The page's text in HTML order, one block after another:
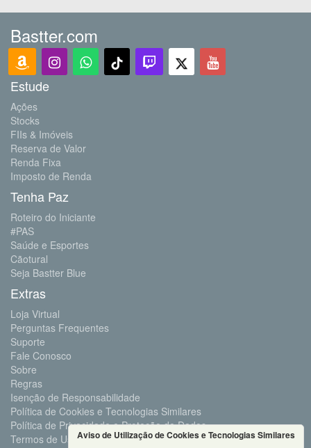
Bastter.com
Estude
Ações
Stocks
FIIs & Imóveis
Reserva de Valor
Renda Fixa
Imposto de Renda
Tenha Paz
Roteiro do Iniciante
#PAS
Saúde e Esportes
Cãotural
Seja Bastter Blue
Extras
Loja Virtual
Perguntas Frequentes
Suporte
Fale Conosco
Sobre
Regras
Isenção de Responsabilidade
Política de Cookies e Tecnologias Similares
Política de Privacidade e Proteção de Dados
Termos de UsoAviso de Utilização de Cookies e Tecnologias Similares